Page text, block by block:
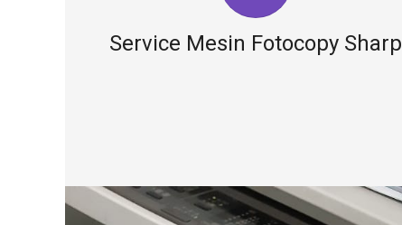
Service Mesin Fotocopy Sharp